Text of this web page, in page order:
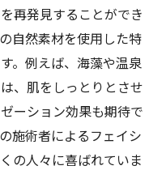
再発見することができ
自然素材を使用した特
。例えば、海藻や温泉
、肌をしっとりとさせ
ーション効果も期待で
施術者によるフェイシ
の人々に喜ばれていま